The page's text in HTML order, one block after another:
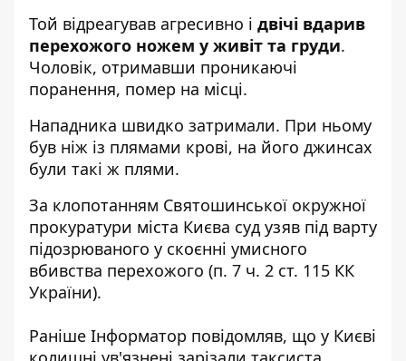
Той відреагував агресивно і двічі вдарив
перехожого ножем у живіт та груди.
Чоловік, отримавши проникаючі
поранення, помер на місці.
Нападника швидко затримали. При ньому
був ніж із плямами крові, на його джинсах
були такі ж плями.
За клопотанням Святошинської окружної
прокуратури міста Києва суд узяв під варту
підозрюваного у скоєнні умисного
вбивства перехожого (п. 7 ч. 2 ст. 115 КК
України).
Раніше Інформатор повідомляв, що у Києві